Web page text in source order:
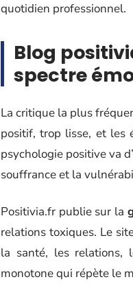
quotidien professionnel.
Blog
spectre
La critique la plus
positif, trop lisse, et les
psychologie positive va
souffrance et la
Positivia.fr publie sur la
relations toxiques. Le
la santé, les relations,
monotone qui répète le